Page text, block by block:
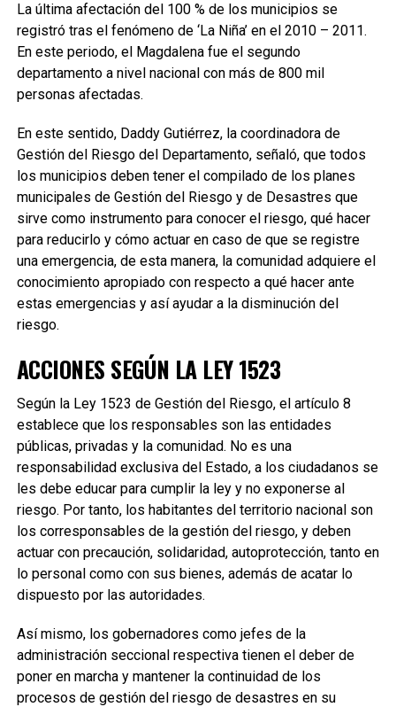
La última afectación del 100 % de los municipios se
registró tras el fenómeno de ‘La Niña’ en el 2010 – 2011.
En este periodo, el Magdalena fue el segundo
departamento a nivel nacional con más de 800 mil
personas afectadas.
En este sentido, Daddy Gutiérrez, la coordinadora de
Gestión del Riesgo del Departamento, señaló, que todos
los municipios deben tener el compilado de los planes
municipales de Gestión del Riesgo y de Desastres que
sirve como instrumento para conocer el riesgo, qué hacer
para reducirlo y cómo actuar en caso de que se registre
una emergencia, de esta manera, la comunidad adquiere el
conocimiento apropiado con respecto a qué hacer ante
estas emergencias y así ayudar a la disminución del
riesgo.
ACCIONES SEGÚN LA LEY 1523
Según la Ley 1523 de Gestión del Riesgo, el artículo 8
establece que los responsables son las entidades
públicas, privadas y la comunidad. No es una
responsabilidad exclusiva del Estado, a los ciudadanos se
les debe educar para cumplir la ley y no exponerse al
riesgo. Por tanto, los habitantes del territorio nacional son
los corresponsables de la gestión del riesgo, y deben
actuar con precaución, solidaridad, autoprotección, tanto en
lo personal como con sus bienes, además de acatar lo
dispuesto por las autoridades.
Así mismo, los gobernadores como jefes de la
administración seccional respectiva tienen el deber de
poner en marcha y mantener la continuidad de los
procesos de gestión del riesgo de desastres en su